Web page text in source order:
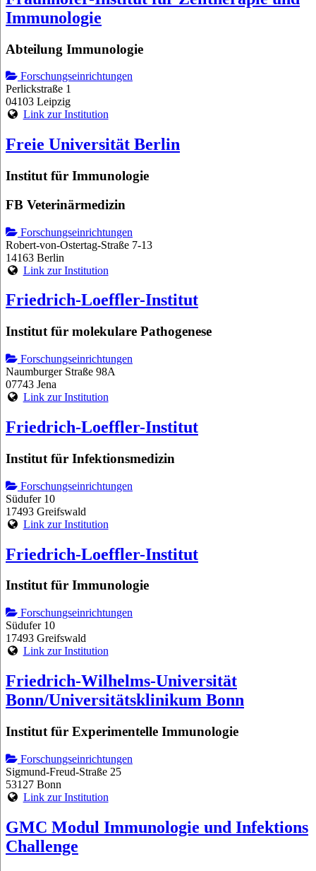
Immunologie
Abteilung Immunologie
Forschungseinrichtungen
Perlickstraße 1
04103 Leipzig
Link zur Institution
Freie Universität Berlin
Institut für Immunologie
FB Veterinärmedizin
Forschungseinrichtungen
Robert-von-Ostertag-Straße 7-13
14163 Berlin
Link zur Institution
Friedrich-Loeffler-Institut
Institut für molekulare Pathogenese
Forschungseinrichtungen
Naumburger Straße 98A
07743 Jena
Link zur Institution
Friedrich-Loeffler-Institut
Institut für Infektionsmedizin
Forschungseinrichtungen
Südufer 10
17493 Greifswald
Link zur Institution
Friedrich-Loeffler-Institut
Institut für Immunologie
Forschungseinrichtungen
Südufer 10
17493 Greifswald
Link zur Institution
Friedrich-Wilhelms-Universität
Bonn/Universitätsklinikum Bonn
Institut für Experimentelle Immunologie
Forschungseinrichtungen
Sigmund-Freud-Straße 25
53127 Bonn
Link zur Institution
GMC Modul Immunologie und Infektions
Challenge